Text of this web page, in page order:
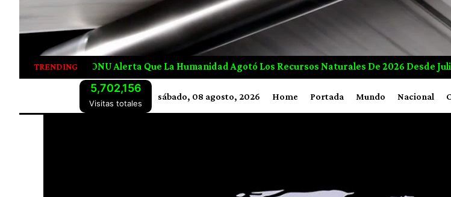
TRENDING
Humanidad Agotó Los Recursos Naturales De 2026 Desde Julio Canadá Crea Empleos E
Visitas totales
5,702,156
sábado, 08 agosto, 2026 Home Portada Mundo Nacional